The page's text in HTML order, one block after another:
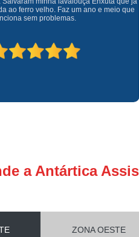
no mercado que sempre valoriza o
com garantia de todos o serviços.
a Antártica
ZONA OESTE